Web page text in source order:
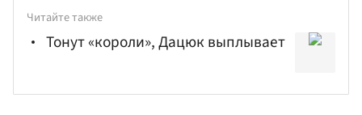
Читайте также
Тонут «короли», Дацюк выплывает